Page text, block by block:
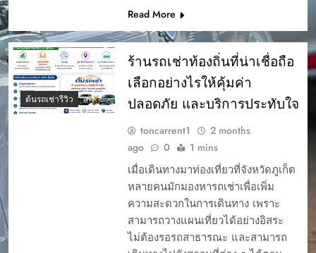
Read More
ต้นรถเช่ารีวิว
ร้านรถเช่าท้องถิ่นที่น่าเชื่อถือ
เลือกอย่างไรให้คุ้มค่า
ปลอดภัย และบริการประทับใจ
toncarrent1
2 months
ago
0 1 mins
เมื่อเดินทางมาท่องเที่ยวที่จังหวัดภูเก็ต
หลายคนมักมองหารถเช่าเพื่อเพิ่ม
ความสะดวกในการเดินทาง เพราะ
สามารถวางแผนเที่ยวได้อย่างอิสระ
ไม่ต้องรอรถสาธารณะ และสามารถ